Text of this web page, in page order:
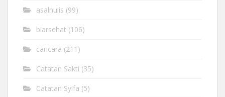
asalnulis (99)
biarsehat (106)
caricara (211)
Catatan Sakti (35)
Catatan Syifa (5)